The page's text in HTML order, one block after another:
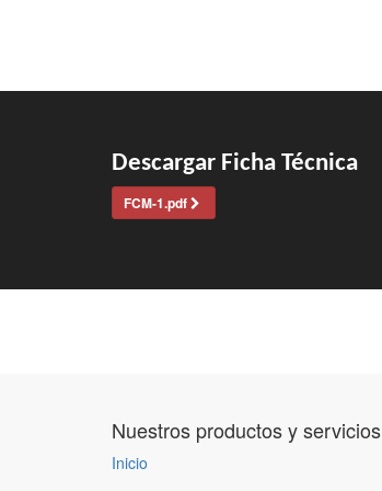
Descargar Ficha Técnica
FCM-1.pdf
Nuestros productos y servicios
Inicio